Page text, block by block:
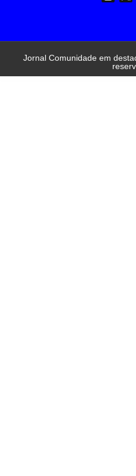
Jornal Comunidade em